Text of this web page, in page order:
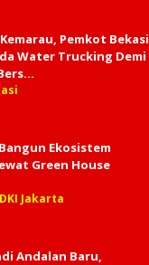
Pemkot Bekasi
Water Trucking Demi
Ekosistem
Green House
Jakarta
Andalan Baru,